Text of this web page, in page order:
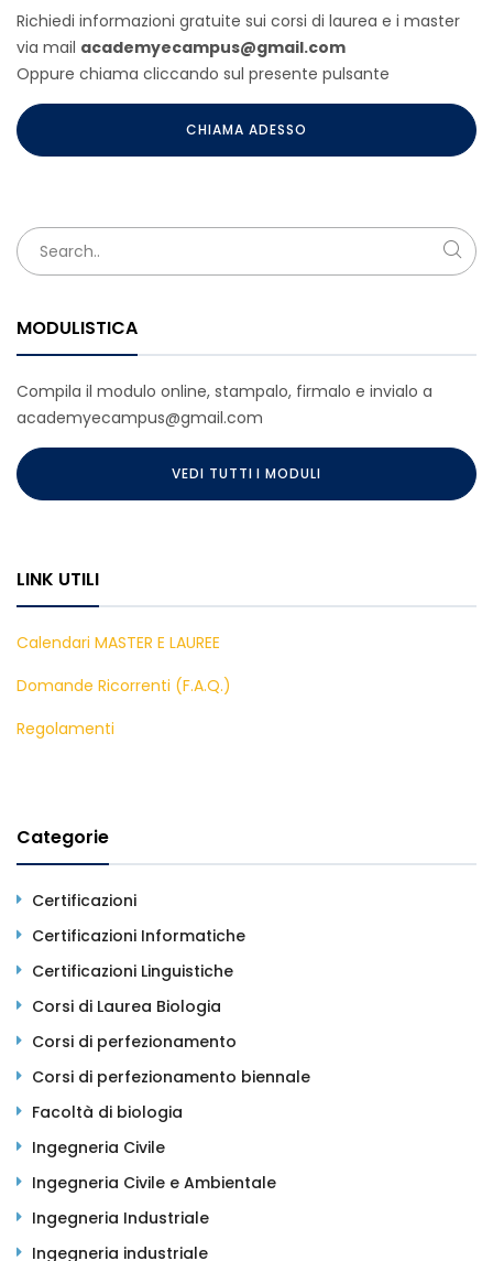
Richiedi informazioni gratuite sui corsi di laurea e i master
via mail academyecampus@gmail.com
Oppure chiama cliccando sul presente pulsante
CHIAMA ADESSO
MODULISTICA
Compila il modulo online, stampalo, firmalo e invialo a
academyecampus@gmail.com
VEDI TUTTI I MODULI
LINK UTILI
Calendari MASTER E LAUREE
Domande Ricorrenti (F.A.Q.)
Regolamenti
Categorie
Certificazioni
Certificazioni Informatiche
Certificazioni Linguistiche
Corsi di Laurea Biologia
Corsi di perfezionamento
Corsi di perfezionamento biennale
Facoltà di biologia
Ingegneria Civile
Ingegneria Civile e Ambientale
Ingegneria Industriale
Ingegneria industriale